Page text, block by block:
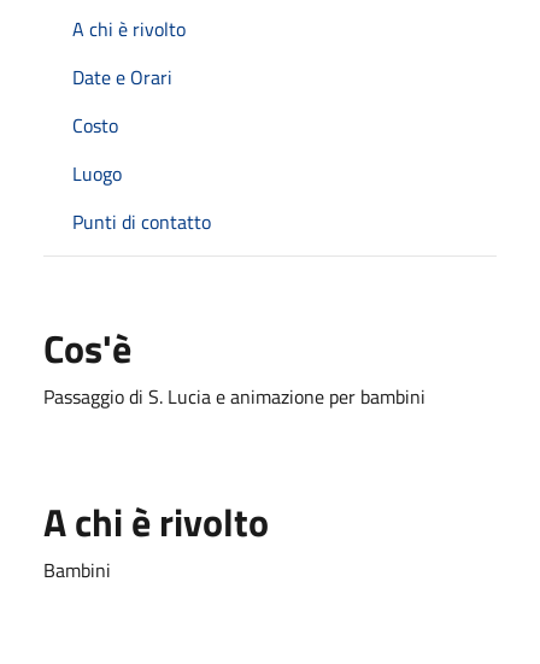
A chi è rivolto
Date e Orari
Costo
Luogo
Punti di contatto
Cos'è
Passaggio di S. Lucia e animazione per bambini
A chi è rivolto
Bambini